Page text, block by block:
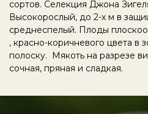
сортов. Селекция Джона
Высокорослый, до 2-х м в
среднеспелый. Плоды
, красно-коричневого цвета в
полоску. Мякоть на разрезе
сочная, пряная и сладкая.